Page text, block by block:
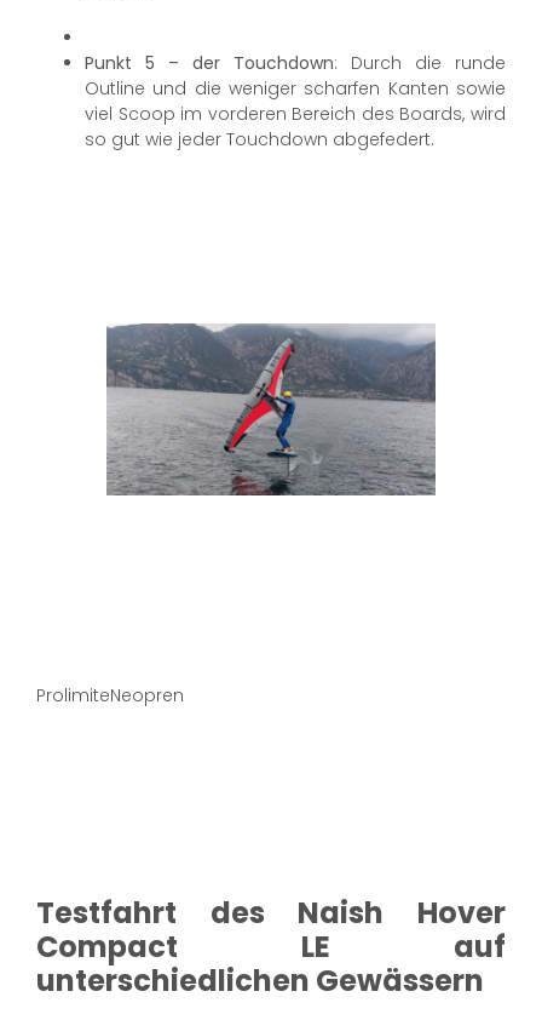
Punkt 5 – der Touchdown: Durch die runde
Outline und die weniger scharfen Kanten sowie
viel Scoop im vorderen Bereich des Boards, wird
so gut wie jeder Touchdown abgefedert.
ProlimiteNeopren
Testfahrt des Naish Hover
Compact LE auf
unterschiedlichen Gewässern